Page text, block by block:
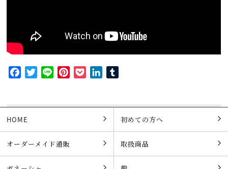
FacebookTwitterLine PinterestPocketLinkedIn
HOME 初めての方へ
オーダーメイド通販 取扱商品